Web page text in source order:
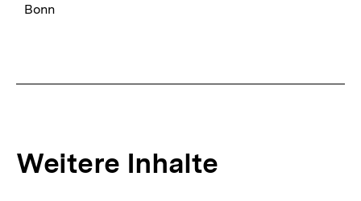
Bonn
Weitere Inhalte